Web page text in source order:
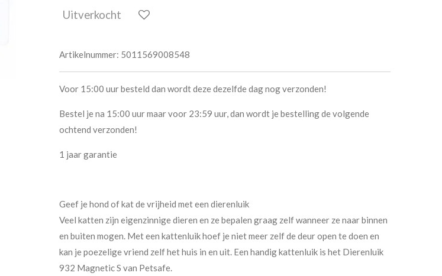
Uitverkocht
Artikelnummer: 5011569008548
Voor 15:00 uur besteld dan wordt deze dezelfde dag nog verzonden!
Bestel je na 15:00 uur maar voor 23:59 uur, dan wordt je bestelling de volgende
ochtend verzonden!
1 jaar garantie
Geef je hond of kat de vrijheid met een dierenluik
Veel katten zijn eigenzinnige dieren en ze bepalen graag zelf wanneer ze naar binnen
en buiten mogen. Met een kattenluik hoef je niet meer zelf de deur open te doen en
kan je poezelige vriend zelf het huis in en uit. Een handig kattenluik is het Dierenluik
932 Magnetic S van Petsafe.